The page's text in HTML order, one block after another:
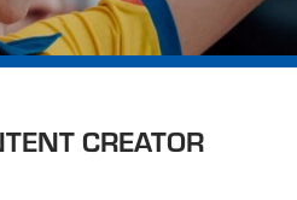
CREATOR